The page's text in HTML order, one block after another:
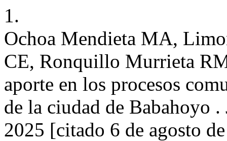
1.
Ochoa Mendieta MA,
CE, Ronquillo Murrieta
aporte en los procesos
de la ciudad de Babahoyo
2025 [citado 6 de agosto